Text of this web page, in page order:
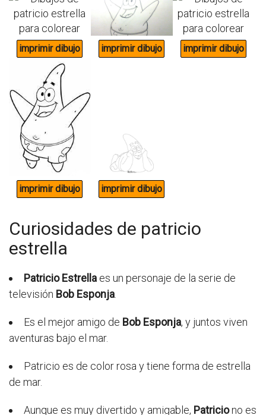
Curiosidades de patricio
estrella
Patricio Estrella es un personaje de la serie de
televisión Bob Esponja.
Es el mejor amigo de Bob Esponja, y juntos viven
aventuras bajo el mar.
Patricio es de color rosa y tiene forma de estrella
de mar.
Aunque es muy divertido y amigable, Patriciono es